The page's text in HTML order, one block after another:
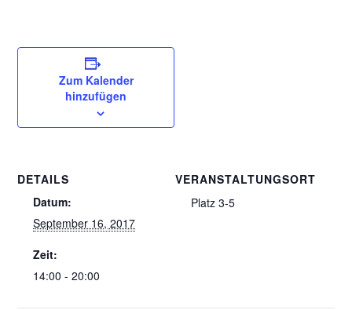
Zum Kalender
hinzufügen
DETAILS
Datum:
September 16, 2017
Zeit:
14:00 - 20:00
VERANSTALTUNGSORT
Platz 3-5